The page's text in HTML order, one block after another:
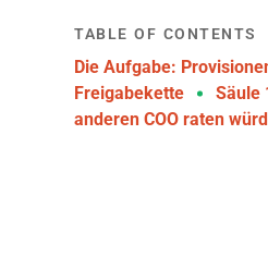
TABLE OF CONTENTS
Die Aufgabe:
Freigabekette
Säule
anderen COO raten